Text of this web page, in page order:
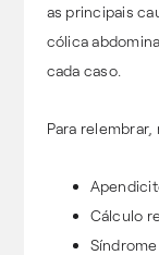
as principais
cólica
cada caso.
Para
Cálculo